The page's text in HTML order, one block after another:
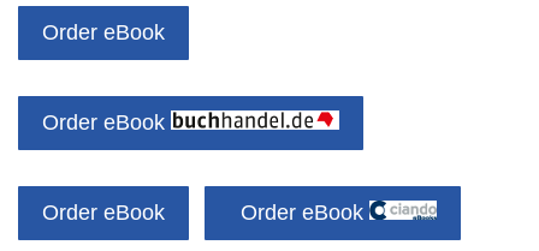
Order eBook
Order eBook
Order eBook Order eBook